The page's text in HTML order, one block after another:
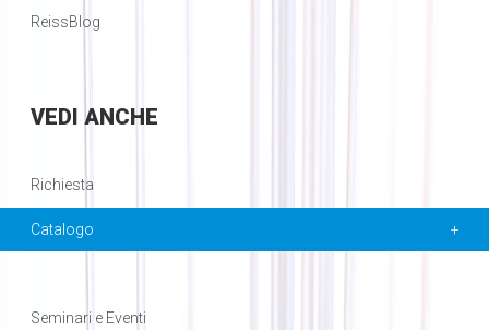
ReissBlog
VEDI ANCHE
Richiesta
Catalogo
Seminari e Eventi